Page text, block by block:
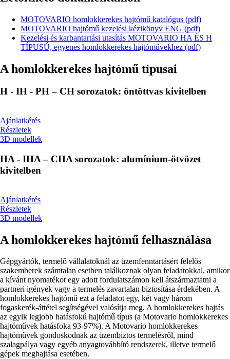
MOTOVARIO homlokkerekes hajtómű katalógus (pdf)
MOTOVARIO hajtómű kezelési kézikönyv ENG (pdf)
Kezelési és karbantartási utasítás MOTOVARIO HA ÉS H
TÍPUSÚ, egyenes homlokkerekes hajtóművekhez (pdf)
A homlokkerekes hajtómű típusai
H - IH - PH – CH sorozatok: öntöttvas kivitelben
Ajánlatkérés
Részletek
3D modellek
HA - IHA – CHA sorozatok: alumínium-ötvözet
kivitelben
Ajánlatkérés
Részletek
3D modellek
A homlokkerekes hajtómű felhasználása
Gépgyártók, termelő vállalatoknál az üzemfenntartásért felelős
szakemberek számtalan esetben találkoznak olyan feladatokkal, amikor
a kívánt nyomatékot egy adott fordulatszámon kell átszármaztatni a
partneri igények vagy a termelés zavartalan biztosítása érdekében. A
homlokkerekes hajtómű ezt a feladatot egy, két vagy három
fogaskerék-áttétel segítségével valósítja meg. A homlokkerekes hajtás
az egyik legjobb hatásfokú hajtómű típus (a Motovario homlokkerekes
hajtóművek hatásfoka 93-97%). A Motovario homlokkerekes
hajtóművek gondoskodnak az üzembiztos termelésről, mind
szalagpálya vagy egyéb anyagtovábbító rendszerek, illetve termelő
gépek meghajtása esetében.